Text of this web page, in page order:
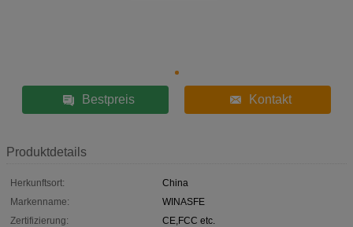
Bestpreis Kontakt
Produktdetails
Herkunftsort:
China
Markenname:
WINASFE
Zertifizierung:
CE,FCC etc.